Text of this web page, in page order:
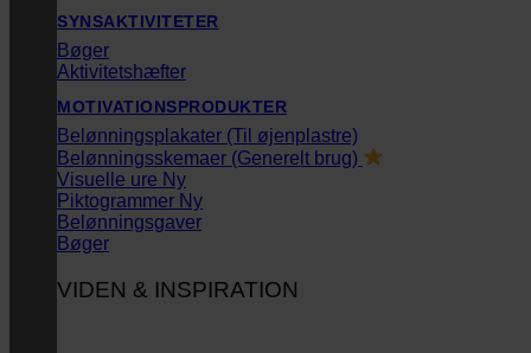
SYNSAKTIVITETER
Bøger
Aktivitetshæfter
MOTIVATIONSPRODUKTER
Belønningsplakater (Til øjenplastre)
Belønningsskemaer (Generelt brug)
Visuelle ure
Piktogrammer
Belønningsgaver
Bøger
VIDEN & INSPIRATION